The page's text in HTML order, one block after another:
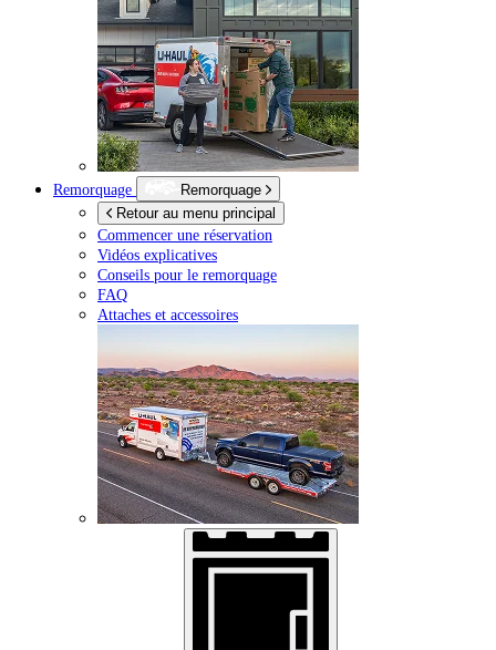
Remorquage
Remorquage
Retour au menu principal
Commencer une réservation
Vidéos explicatives
Conseils pour le remorquage
FAQ
Attaches et accessoires